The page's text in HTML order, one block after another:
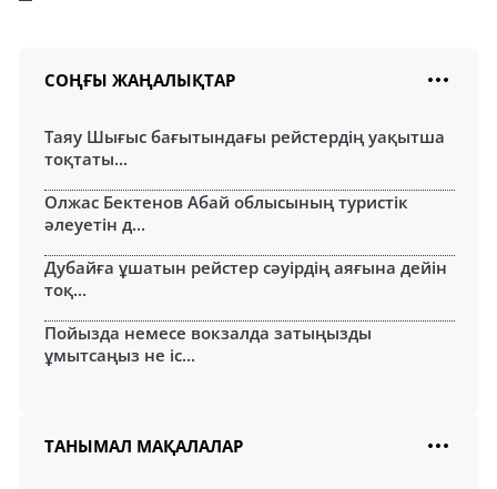
СОҢҒЫ ЖАҢАЛЫҚТАР
Таяу Шығыс бағытындағы рейстердің уақытша
тоқтаты...
Олжас Бектенов Абай облысының туристік
әлеуетін д...
Дубайға ұшатын рейстер сәуірдің аяғына дейін
тоқ...
Пойызда немесе вокзалда затыңызды
ұмытсаңыз не іс...
ТАНЫМАЛ МАҚАЛАЛАР